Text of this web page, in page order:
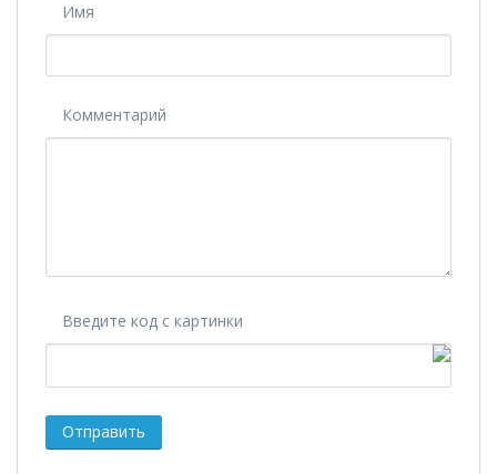
Имя
Комментарий
Введите код с картинки